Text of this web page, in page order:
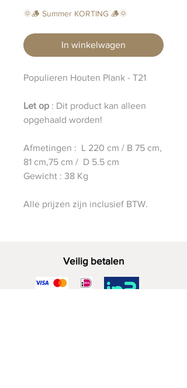
🌞🪵 Summer KORTING 🪵🌞
In winkelwagen
Populieren Houten Plank - T21
Let op : Dit product kan alleen
opgehaald worden!
Afmetingen : L 220 cm / B 75 cm,
81 cm,75 cm / D 5.5 cm
Gewicht : 38 Kg
Alle prijzen zijn inclusief BTW.
Veilig betalen